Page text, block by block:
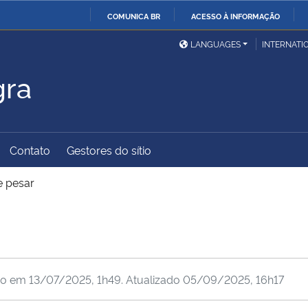
COMUNICA BR ACESSO À INFORMAÇÃO
Ministério da Defesa
Ministério das Relações
Exteriores
Ministério da Cidadania
Ministério do
LANGUAGES
Contato Gestores do sítio
pesar
em 13/07/2025, 1h49. Atualizado 05/09/2025, 16h17